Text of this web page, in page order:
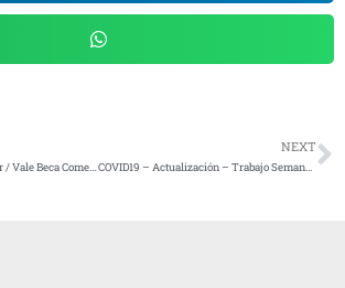
GVA – Val Beca Menjador / Vale Beca Comedor COVID19
NEXT
COVID19 – Actualización – Trabajo Semana II